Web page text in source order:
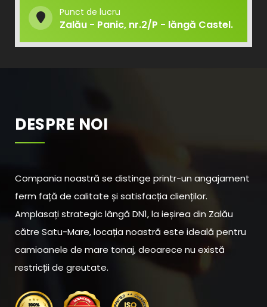
Punct de lucru
Zalău - Panic, nr.2/P - lăngă Castel.
DESPRE NOI
Compania noastră se distinge printr-un angajament
ferm față de calitate și satisfacția clienților.
Amplasați strategic lângă DN1, la ieșirea din Zalău
către Satu-Mare, locația noastră este ideală pentru
camioanele de mare tonaj, deoarece nu există
restricții de greutate.